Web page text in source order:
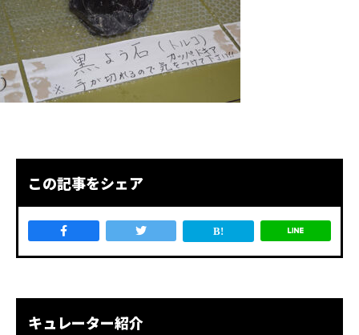
この記事をシェア
キュレーター紹介